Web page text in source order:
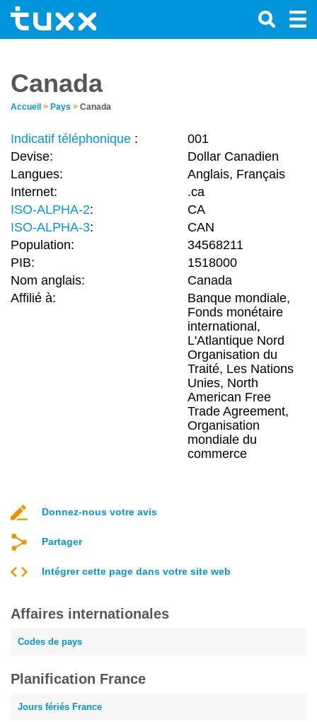
Canada
Accueil > Pays > Canada
Indicatif téléphonique :
001
Devise:
Dollar Canadien
Langues:
Anglais, Français
Internet:
.ca
ISO-ALPHA-2:
CA
ISO-ALPHA-3:
CAN
Population:
34568211
PIB:
1518000
Nom anglais:
Canada
Affilié à:
Banque mondiale,
Fonds monétaire
international,
L'Atlantique Nord
Organisation du
Traité, Les Nations
Unies, North
American Free
Trade Agreement,
Organisation
mondiale du
commerce
Donnez-nous votre avis
Partager
Intégrer cette page dans votre site web
Affaires internationales
Codes de pays
Planification France
Jours fériés France